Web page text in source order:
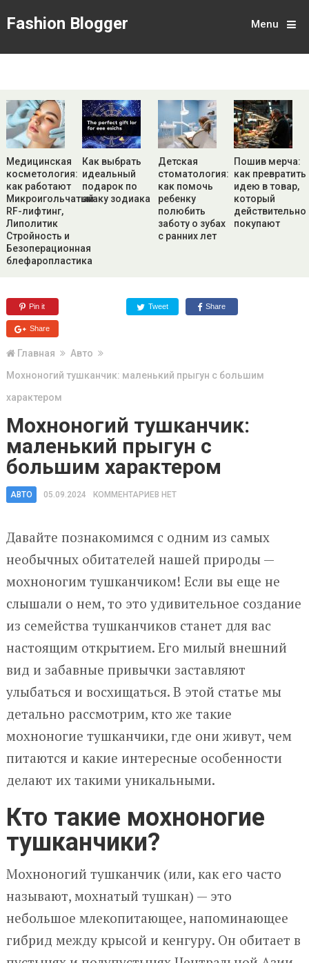
Fashion Blogger Menu
Медицинская
косметология:
как работают
Микроигольчатый
RF-лифтинг,
Липолитик
Стройность и
Безоперационная
блефаропластика
Как выбрать
идеальный
подарок по
знаку зодиака
Детская
стоматология:
как помочь
ребенку
полюбить
заботу о зубах
с ранних лет
Пошив мерча:
как превратить
идею в товар,
который
действительно
покупают
Pin it Tweet Share
Share
Главная
Авто
Мохноногий тушканчик: маленький прыгун с большим
характером
Мохноногий тушканчик:
маленький прыгун с
большим характером
АВТО 05.09.2024 КОММЕНТАРИЕВ НЕТ
Давайте познакомимся с одним из самых
необычных обитателей нашей природы —
мохноногим тушканчиком! Если вы еще не
слышали о нем, то это удивительное создание
из семейства тушканчиков станет для вас
настоящим открытием. Его милый внешний
вид и забавные привычки заставляют
улыбаться и восхищаться. В этой статье мы
детально рассмотрим, кто же такие
мохноногие тушканчики, где они живут, чем
питаются и какие интересные особенности
делают их такими уникальными.
Кто такие мохноногие
тушканчики?
Мохноногий тушканчик (или, как его часто
называют, мохнатый тушкан) — это
небольшое млекопитающее, напоминающее
гибрид между крысой и кенгуру. Он обитает в